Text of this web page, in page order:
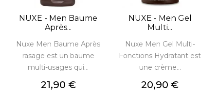
NUXE - Men Baume
Après...
Nuxe Men Baume Après
rasage est un baume
multi-usages qui...
Prix
21,90 €
NUXE - Men Gel
Multi...
Nuxe Men Gel Multi-
Fonctions Hydratant est
une crème...
Prix
20,90 €